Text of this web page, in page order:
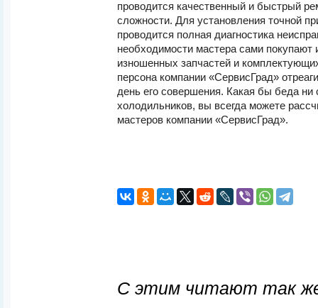
проводится качественный и быстрый
сложности. Для установления точной
проводится полная диагностика
необходимости мастера сами покупают
изношенных запчастей и
персона компании «СервисГрад»
день его совершения. Какая бы беда
холодильников, вы всегда можете
мастеров компании «СервисГрад».
С этим читают так